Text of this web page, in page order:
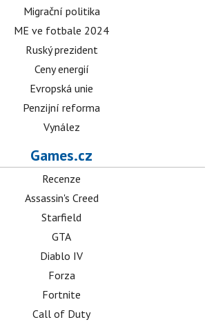
Migrační politika
ME ve fotbale 2024
Ruský prezident
Ceny energií
Evropská unie
Penzijní reforma
Vynález
Games.cz
Recenze
Assassin's Creed
Starfield
GTA
Diablo IV
Forza
Fortnite
Call of Duty